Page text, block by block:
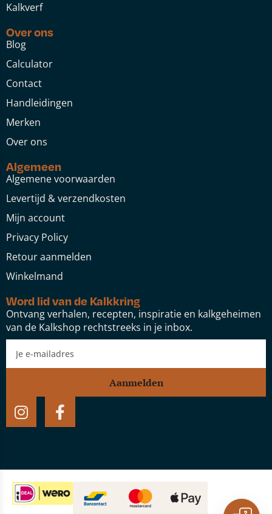
Kalkverf
Over ons
Blog
Calculator
Contact
Handleidingen
Merken
Over ons
Algemeen
Algemene voorwaarden
Levertijd & verzendkosten
Mijn account
Privacy Policy
Retour aanmelden
Winkelmand
Word lid van de Kalkkring
Ontvang verhalen, recepten, inspiratie en kalkgeheimen
van de Kalkshop rechtstreeks in je inbox.
Aanmelden